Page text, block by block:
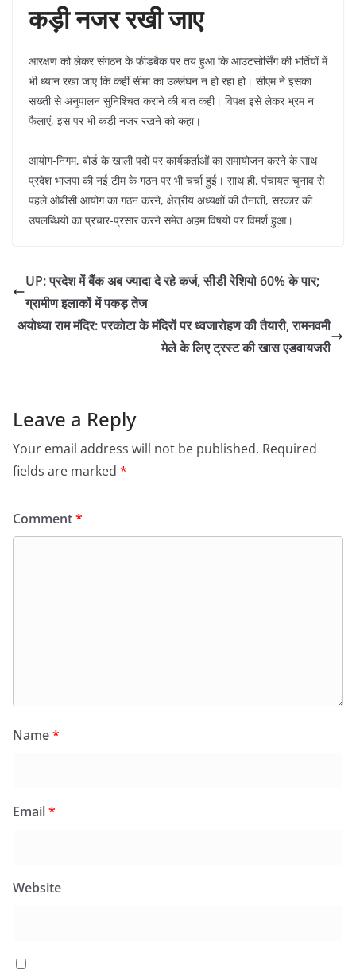
कड़ी नजर रखी जाए
आरक्षण को लेकर संगठन के फीडबैक पर तय हुआ कि आउटसोर्सिंग की भर्तियों में
भी ध्यान रखा जाए कि कहीं सीमा का उल्लंघन न हो रहा हो। सीएम ने इसका
सख्ती से अनुपालन सुनिश्चित कराने की बात कही। विपक्ष इसे लेकर भ्रम न
फैलाएं, इस पर भी कड़ी नजर रखने को कहा।
आयोग-निगम, बोर्ड के खाली पदों पर कार्यकर्ताओं का समायोजन करने के साथ
प्रदेश भाजपा की नई टीम के गठन पर भी चर्चा हुई। साथ ही, पंचायत चुनाव से
पहले ओबीसी आयोग का गठन करने, क्षेत्रीय अध्यक्षों की तैनाती, सरकार की
उपलब्धियों का प्रचार-प्रसार करने समेत अहम विषयों पर विमर्श हुआ।
UP: प्रदेश में बैंक अब ज्यादा दे रहे कर्ज, सीडी रेशियो 60% के पार;
ग्रामीण इलाकों में पकड़ तेज
अयोध्या राम मंदिर: परकोटा के मंदिरों पर ध्वजारोहण की तैयारी, रामनवमी
मेले के लिए ट्रस्ट की खास एडवायजरी
Leave a Reply
Your email address will not be published. Required
fields are marked *
Comment*
Name*
Email*
Website